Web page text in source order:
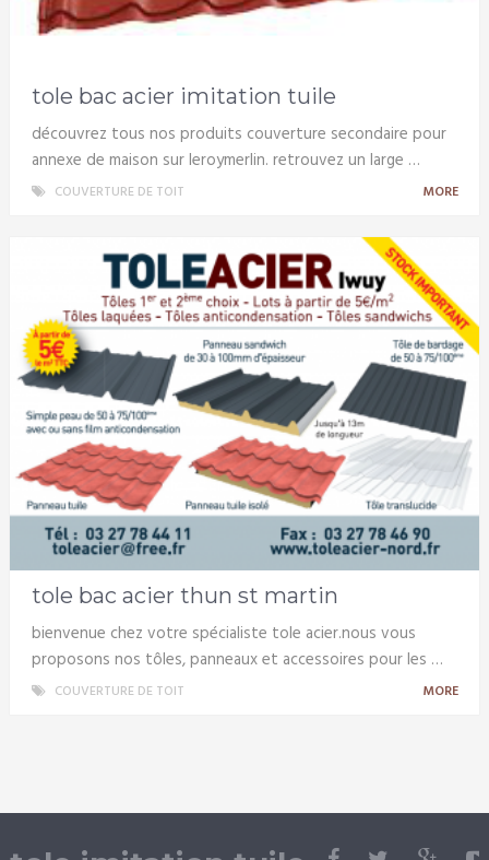
tole bac acier imitation tuile
découvrez tous nos produits couverture secondaire pour
annexe de maison sur leroymerlin. retrouvez un large …
COUVERTURE DE TOIT MORE
tole bac acier thun st martin
bienvenue chez votre spécialiste tole acier.nous vous
proposons nos tôles, panneaux et accessoires pour les …
COUVERTURE DE TOIT MORE